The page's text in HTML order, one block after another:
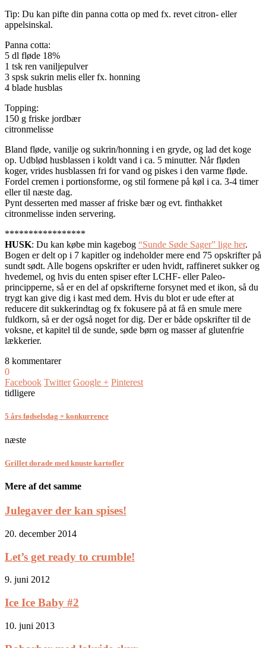
Tip: Du kan pifte din panna cotta op med fx. revet citron- eller
appelsinskal.
Panna cotta:
5 dl fløde 18%
1 tsk ren vaniljepulver
3 spsk sukrin melis eller fx. honning
4 blade husblas
Topping:
150 g friske jordbær
citronmelisse
Bland fløde, vanilje og sukrin/honning i en gryde, og lad det koge
op. Udblød husblassen i koldt vand i ca. 5 minutter. Når fløden
koger, vrides husblassen fri for vand og piskes i den varme fløde.
Fordel cremen i portionsforme, og stil formene på køl i ca. 3-4 timer
eller til næste dag.
Pynt desserten med masser af friske bær og evt. finthakket
citronmelisse inden servering.
*****************
HUSK: Du kan købe min kagebog “Sunde Søde Sager” lige her.
Bogen er delt op i 7 kapitler og indeholder mere end 75 opskrifter på
sundt sødt. Alle bogens opskrifter er uden hvidt, raffineret sukker og
hvedemel, og hvis du enten spiser efter LCHF- eller Paleo-
principperne, så er en del af opskrifterne forsynet med et ikon, så du
trygt kan give dig i kast med dem. Hvis du blot er ude efter at
reducere dit sukkerindtag og fx fokusere på at få en smule mere
fuldkorn, så er der også noget for dig. Der er både opskrifter til de
voksne, et kapitel til de sunde, søde børn og masser af glutenfrie
lækkerier.
8 kommentarer
0
Facebook Twitter Google + Pinterest
tidligere
5 års fødselsdag + konkurrence
næste
Grillet dorade med knuste kartofler
Mere af det samme
Julegaver der kan spises!
20. december 2014
Let’s get ready to crumble!
9. juni 2012
Ice Ice Baby #2
10. juni 2013